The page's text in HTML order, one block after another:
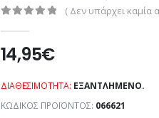
( Δεν υπάρχει καμία
14,95€
ΔΙΑΘΕΣΙΜΌΤΗΤΑ: ΕΞΑΝΤΛΗΜΈΝΟ.
ΚΩΔΙΚΌΣ ΠΡΟΪΌΝΤΟΣ: 066621